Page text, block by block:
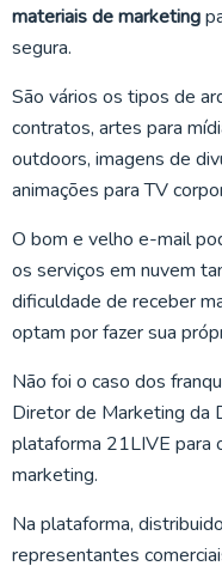
materiais de marketing
segura.
São vários os tipos de
contratos, artes para
outdoors, imagens de
animações para TV
O bom e velho e-mail
os serviços em nuvem
dificuldade de receber
optam por fazer sua
Não foi o caso dos
Diretor de Marketing da
plataforma 21LIVE para
marketing.
Na plataforma,
representantes